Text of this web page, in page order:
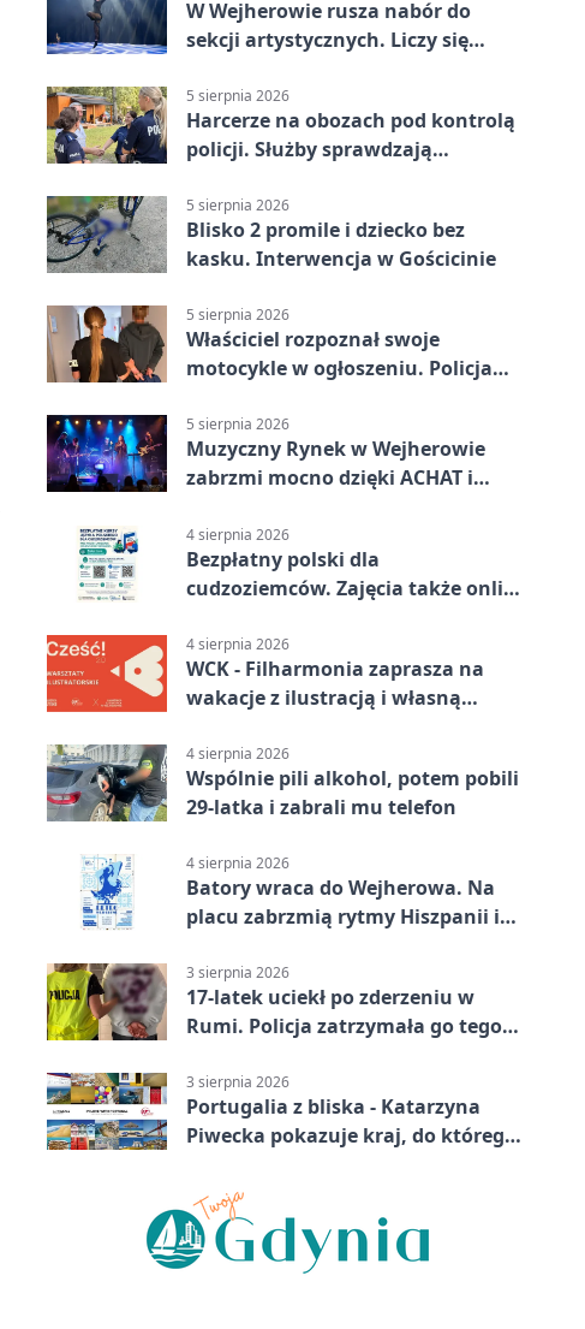
W Wejherowie rusza nabór do
sekcji artystycznych. Liczy się
5 sierpnia 2026
Harcerze na obozach pod kontrolą
policji. Służby sprawdzają
5 sierpnia 2026
Blisko 2 promile i dziecko bez
kasku. Interwencja w Gościcinie
5 sierpnia 2026
Właściciel rozpoznał swoje
motocykle w ogłoszeniu. Policja
5 sierpnia 2026
Muzyczny Rynek w Wejherowie
zabrzmi mocno dzięki ACHAT i
4 sierpnia 2026
Bezpłatny polski dla
cudzoziemców. Zajęcia także online
4 sierpnia 2026
WCK - Filharmonia zaprasza na
wakacje z ilustracją i własną
4 sierpnia 2026
Wspólnie pili alkohol, potem pobili
29-latka i zabrali mu telefon
4 sierpnia 2026
Batory wraca do Wejherowa. Na
placu zabrzmią rytmy Hiszpanii i
3 sierpnia 2026
17-latek uciekł po zderzeniu w
Rumi. Policja zatrzymała go tego
3 sierpnia 2026
Portugalia z bliska - Katarzyna
Piwecka pokazuje kraj, do którego